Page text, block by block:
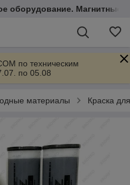
оборудование. Магнитные
по техническим
по 05.08
материалы Краска